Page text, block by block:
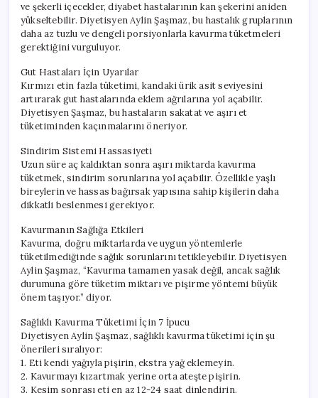
ve şekerli içecekler, diyabet hastalarının kan şekerini aniden
yükseltebilir. Diyetisyen Aylin Şaşmaz, bu hastalık gruplarının
daha az tuzlu ve dengeli porsiyonlarla kavurma tüketmeleri
gerektiğini vurguluyor.
Gut Hastaları İçin Uyarılar
Kırmızı etin fazla tüketimi, kandaki ürik asit seviyesini
artırarak gut hastalarında eklem ağrılarına yol açabilir.
Diyetisyen Şaşmaz, bu hastaların sakatat ve aşırı et
tüketiminden kaçınmalarını öneriyor.
Sindirim Sistemi Hassasiyeti
Uzun süre aç kaldıktan sonra aşırı miktarda kavurma
tüketmek, sindirim sorunlarına yol açabilir. Özellikle yaşlı
bireylerin ve hassas bağırsak yapısına sahip kişilerin daha
dikkatli beslenmesi gerekiyor.
Kavurmanın Sağlığa Etkileri
Kavurma, doğru miktarlarda ve uygun yöntemlerle
tüketilmediğinde sağlık sorunlarını tetikleyebilir. Diyetisyen
Aylin Şaşmaz, “Kavurma tamamen yasak değil, ancak sağlık
durumuna göre tüketim miktarı ve pişirme yöntemi büyük
önem taşıyor.” diyor.
Sağlıklı Kavurma Tüketimi İçin 7 İpucu
Diyetisyen Aylin Şaşmaz, sağlıklı kavurma tüketimi için şu
önerileri sıralıyor:
1. Eti kendi yağıyla pişirin, ekstra yağ eklemeyin.
2. Kavurmayı kızartmak yerine orta ateşte pişirin.
3. Kesim sonrası eti en az 12-24 saat dinlendirin.